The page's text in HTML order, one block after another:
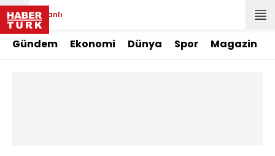
Canlı
Gündem Ekonomi Dünya Spor Magazin